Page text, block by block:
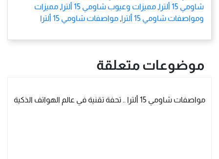
شاومي 15 ألترا
, مميزات وعيوب شاومي 15 ألترا , مميزات
ومواصفات شاومي 15 ألترا
, مواصفات شاومي 15 ألترا
موضوعات متعلقة
مواصفات شاومي 15 ألترا .. تحفة تقنية في عالم الهواتف الذكية